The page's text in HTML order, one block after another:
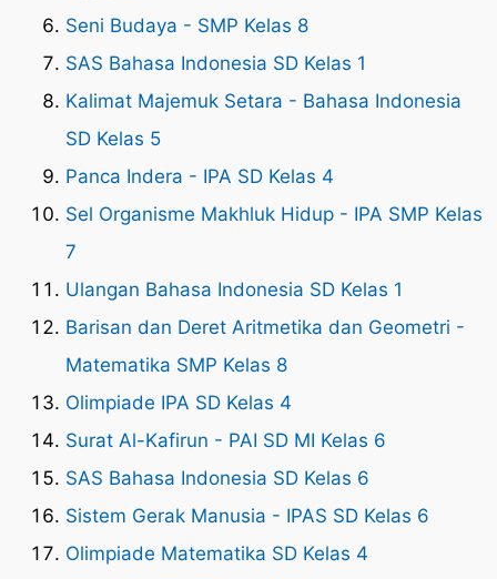
Seni Budaya - SMP Kelas 8
SAS Bahasa Indonesia SD Kelas 1
Kalimat Majemuk Setara - Bahasa Indonesia
SD Kelas 5
Panca Indera - IPA SD Kelas 4
Sel Organisme Makhluk Hidup - IPA SMP Kelas
7
Ulangan Bahasa Indonesia SD Kelas 1
Barisan dan Deret Aritmetika dan Geometri -
Matematika SMP Kelas 8
Olimpiade IPA SD Kelas 4
Surat Al-Kafirun - PAI SD MI Kelas 6
SAS Bahasa Indonesia SD Kelas 6
Sistem Gerak Manusia - IPAS SD Kelas 6
Olimpiade Matematika SD Kelas 4